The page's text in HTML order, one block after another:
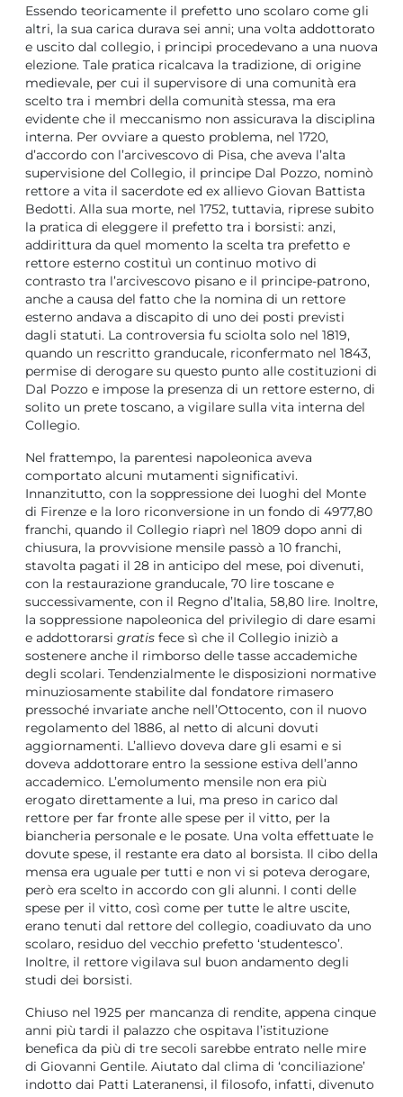
Essendo teoricamente il prefetto uno scolaro come gli
altri, la sua carica durava sei anni; una volta addottorato
e uscito dal collegio, i principi procedevano a una nuova
elezione. Tale pratica ricalcava la tradizione, di origine
medievale, per cui il supervisore di una comunità era
scelto tra i membri della comunità stessa, ma era
evidente che il meccanismo non assicurava la disciplina
interna. Per ovviare a questo problema, nel 1720,
d’accordo con l’arcivescovo di Pisa, che aveva l’alta
supervisione del Collegio, il principe Dal Pozzo, nominò
rettore a vita il sacerdote ed ex allievo Giovan Battista
Bedotti. Alla sua morte, nel 1752, tuttavia, riprese subito
la pratica di eleggere il prefetto tra i borsisti: anzi,
addirittura da quel momento la scelta tra prefetto e
rettore esterno costituì un continuo motivo di
contrasto tra l’arcivescovo pisano e il principe-patrono,
anche a causa del fatto che la nomina di un rettore
esterno andava a discapito di uno dei posti previsti
dagli statuti. La controversia fu sciolta solo nel 1819,
quando un rescritto granducale, riconfermato nel 1843,
permise di derogare su questo punto alle costituzioni di
Dal Pozzo e impose la presenza di un rettore esterno, di
solito un prete toscano, a vigilare sulla vita interna del
Collegio.
Nel frattempo, la parentesi napoleonica aveva
comportato alcuni mutamenti significativi.
Innanzitutto, con la soppressione dei luoghi del Monte
di Firenze e la loro riconversione in un fondo di 4977,80
franchi, quando il Collegio riaprì nel 1809 dopo anni di
chiusura, la provvisione mensile passò a 10 franchi,
stavolta pagati il 28 in anticipo del mese, poi divenuti,
con la restaurazione granducale, 70 lire toscane e
successivamente, con il Regno d’Italia, 58,80 lire. Inoltre,
la soppressione napoleonica del privilegio di dare esami
e addottorarsi gratis fece sì che il Collegio iniziò a
sostenere anche il rimborso delle tasse accademiche
degli scolari. Tendenzialmente le disposizioni normative
minuziosamente stabilite dal fondatore rimasero
pressoché invariate anche nell’Ottocento, con il nuovo
regolamento del 1886, al netto di alcuni dovuti
aggiornamenti. L’allievo doveva dare gli esami e si
doveva addottorare entro la sessione estiva dell’anno
accademico. L’emolumento mensile non era più
erogato direttamente a lui, ma preso in carico dal
rettore per far fronte alle spese per il vitto, per la
biancheria personale e le posate. Una volta effettuate le
dovute spese, il restante era dato al borsista. Il cibo della
mensa era uguale per tutti e non vi si poteva derogare,
però era scelto in accordo con gli alunni. I conti delle
spese per il vitto, così come per tutte le altre uscite,
erano tenuti dal rettore del collegio, coadiuvato da uno
scolaro, residuo del vecchio prefetto ‘studentesco’.
Inoltre, il rettore vigilava sul buon andamento degli
studi dei borsisti.
Chiuso nel 1925 per mancanza di rendite, appena cinque
anni più tardi il palazzo che ospitava l’istituzione
benefica da più di tre secoli sarebbe entrato nelle mire
di Giovanni Gentile. Aiutato dal clima di ‘conciliazione’
indotto dai Patti Lateranensi, il filosofo, infatti, divenuto